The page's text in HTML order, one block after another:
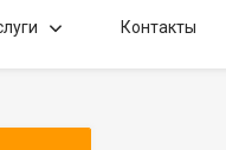
Контакты